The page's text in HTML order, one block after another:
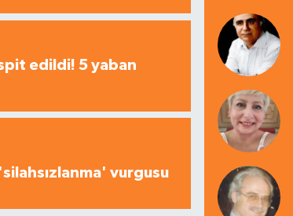
edildi! 5 yaban
vurgusu